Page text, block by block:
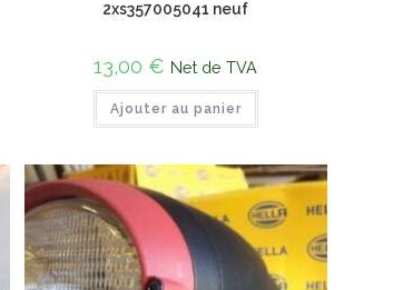
2xs357005041 neuf
13,00 € Net de TVA
Ajouter au panier